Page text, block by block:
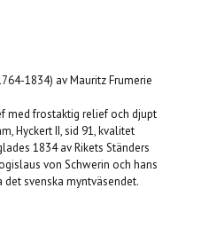
1834) av Mauritz Frumerie
med frostaktig relief och djupt
Hyckert II, sid 91, kvalitet
1834 av Rikets Ständers
von Schwerin och hans
svenska myntväsendet.